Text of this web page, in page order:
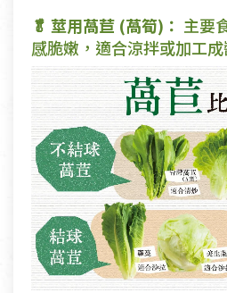
🥬 莖用萵苣 (萵筍)： 主要
感脆嫩，適合涼拌或加工成